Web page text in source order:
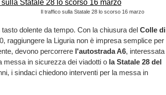
Il traffico sulla Statale 28 lo scorso 16 marzo
dolente da tempo. Con la chiusura del Colle di
raggiungere la Liguria non è impresa semplice per
devono percorrere l'autostrada A6, interessata
messa in sicurezza dei viadotti o la Statale 28 del
i sindaci chiedono interventi per la messa in